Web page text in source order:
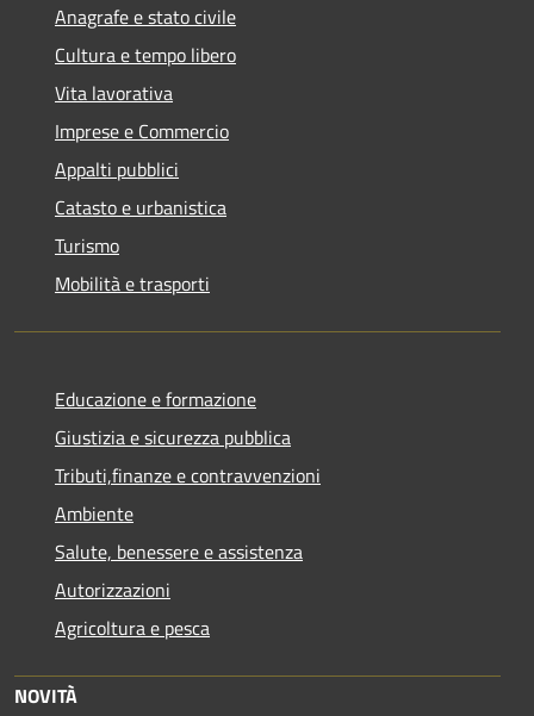
Anagrafe e stato civile
Cultura e tempo libero
Vita lavorativa
Imprese e Commercio
Appalti pubblici
Catasto e urbanistica
Turismo
Mobilità e trasporti
Educazione e formazione
Giustizia e sicurezza pubblica
Tributi,finanze e contravvenzioni
Ambiente
Salute, benessere e assistenza
Autorizzazioni
Agricoltura e pesca
NOVITÀ